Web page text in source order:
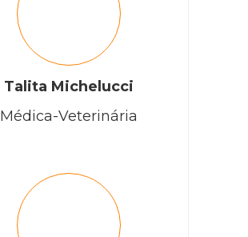
Talita Michelucci
Médica-Veterinária